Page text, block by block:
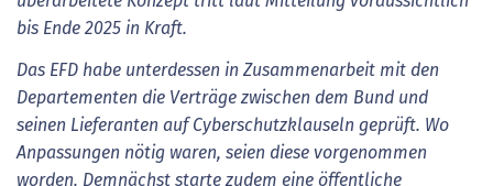
bis Ende 2025 in Kraft.
Das EFD habe unterdessen in Zusammenarbeit mit den
Departementen die Verträge zwischen dem Bund und
seinen Lieferanten auf Cyberschutzklauseln geprüft. Wo
Anpassungen nötig waren, seien diese vorgenommen
worden. Demnächst starte zudem eine öffentliche